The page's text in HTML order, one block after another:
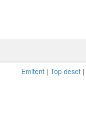
Emitent | Top deset |